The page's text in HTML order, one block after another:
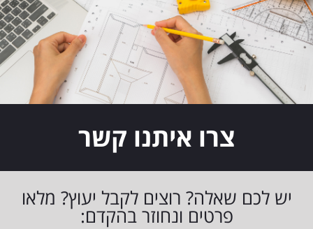
צרו איתנו קשר
יש לכם שאלה? רוצים לקבל יעוץ? מלאו
פרטים ונחוזר בהקדם: